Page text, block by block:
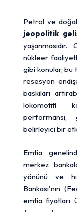
Petrol ve
jeopolitik
nükleer
gibi konular, bu
resesyon
baskıları
lokomotifi
belirleyici bir
Emtia
merkez
yönünü ve
Bankası'nın
emtia fiyatları